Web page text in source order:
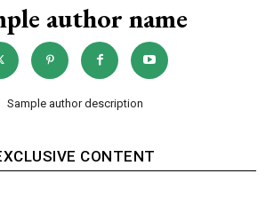
author name
Sample author description
CONTENT